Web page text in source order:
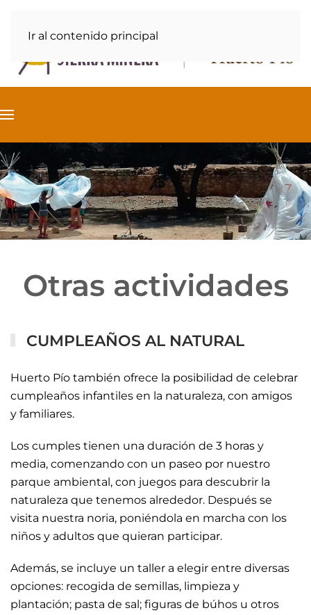
Ir al contenido principal
Otras actividades
CUMPLEAÑOS AL NATURAL
Huerto Pío también ofrece la posibilidad de celebrar
cumpleaños infantiles en la naturaleza, con amigos
y familiares.
Los cumples tienen una duración de 3 horas y
media, comenzando con un paseo por nuestro
parque ambiental, con juegos para descubrir la
naturaleza que tenemos alrededor. Después se
visita nuestra noria, poniéndola en marcha con los
niños y adultos que quieran participar.
Además, se incluye un taller a elegir entre diversas
opciones: recogida de semillas, limpieza y
plantación; pasta de sal; figuras de búhos u otros